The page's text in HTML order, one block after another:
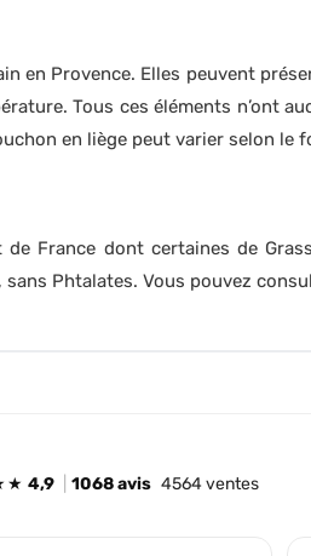
en Provence. Elles peuvent
Tous ces éléments n’ont
en liège peut varier selon le
de France dont certaines de
sans Phtalates. Vous pouvez
4,9 1068 avis 4564 ventes